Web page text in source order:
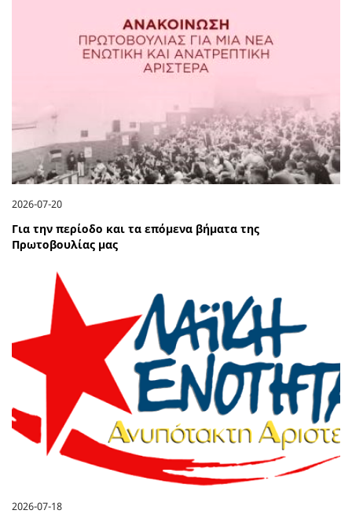
2026-07-20
Για την περίοδο και τα επόμενα βήματα της
Πρωτοβουλίας μας
2026-07-18